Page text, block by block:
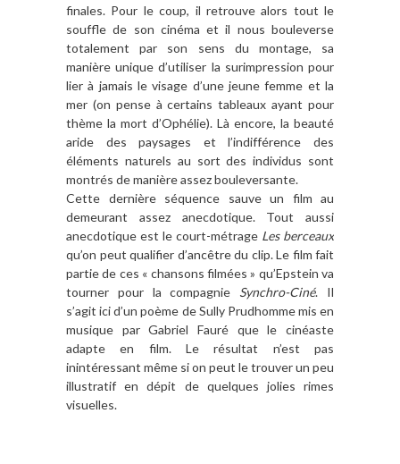
finales. Pour le coup, il retrouve alors tout le
souffle de son cinéma et il nous bouleverse
totalement par son sens du montage, sa
manière unique d’utiliser la surimpression pour
lier à jamais le visage d’une jeune femme et la
mer (on pense à certains tableaux ayant pour
thème la mort d’Ophélie). Là encore, la beauté
aride des paysages et l’indifférence des
éléments naturels au sort des individus sont
montrés de manière assez bouleversante.
Cette dernière séquence sauve un film au
demeurant assez anecdotique. Tout aussi
anecdotique est le court-métrage Les berceaux
qu’on peut qualifier d’ancêtre du clip. Le film fait
partie de ces « chansons filmées » qu’Epstein va
tourner pour la compagnie Synchro-Ciné. Il
s’agit ici d’un poème de Sully Prudhomme mis en
musique par Gabriel Fauré que le cinéaste
adapte en film. Le résultat n’est pas
inintéressant même si on peut le trouver un peu
illustratif en dépit de quelques jolies rimes
visuelles.